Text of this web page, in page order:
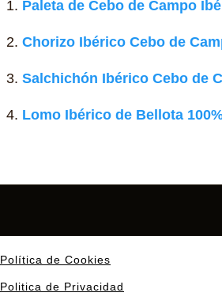
Paleta de Cebo de Campo
Chorizo Ibérico Cebo de
Salchichón Ibérico Cebo de
Lomo Ibérico de Bellota
Política de Cookies
Politica de Privacidad